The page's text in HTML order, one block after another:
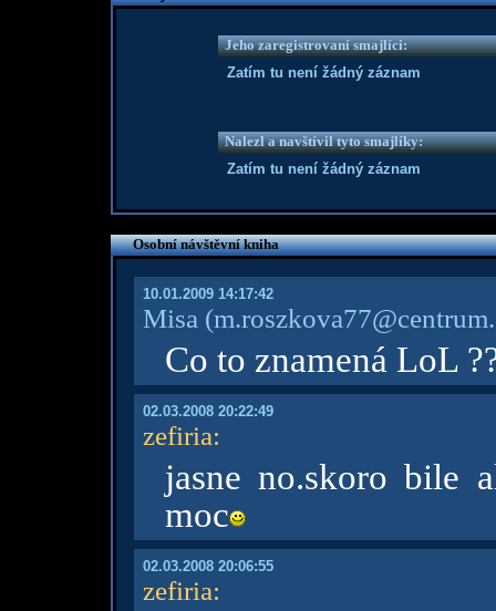
Jeho zaregistrovaní smajlíci:
Zatím tu není žádný záznam
Nalezl a navštívil tyto smajlíky:
Zatím tu není žádný záznam
Osobní návštěvní kniha
10.01.2009 14:17:42
Misa
Co to znamená LoL
02.03.2008 20:22:49
zefiria:
jasne no.skoro bile
moc
02.03.2008 20:06:55
zefiria: